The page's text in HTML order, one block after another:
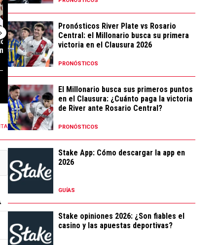
millones que
refuerzos ...
¿Puede River inscribir a
Thiago Almada para los
octavos...
La sorpresiva
Pronósticos River Plate vs Rosario
Central: el Millonario busca su primera
victoria en el Clausura 2026
PRONÓSTICOS
El Millonario busca sus primeros puntos
en el Clausura: ¿Cuánto paga la victoria
de River ante Rosario Central?
PRONÓSTICOS
Stake App: Cómo descargar la app en
2026
GUÍAS
Stake opiniones 2026: ¿Son fiables el
casino y las apuestas deportivas?